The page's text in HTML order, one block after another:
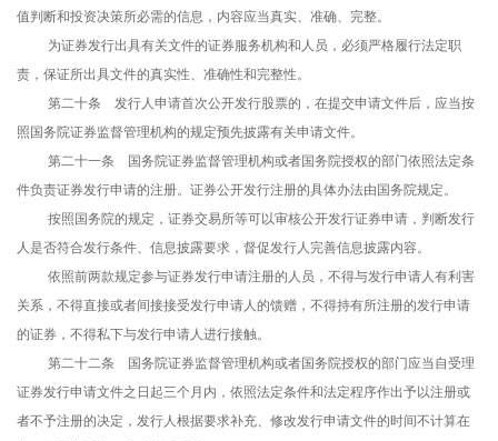
值判断和投资决策所必需的信息，内容应当真实、准确、完整。
为证券发行出具有关文件的证券服务机构和人员，必须严格履行法定职
责，保证所出具文件的真实性、准确性和完整性。
第二十条 发行人申请首次公开发行股票的，在提交申请文件后，应当按
照国务院证券监督管理机构的规定预先披露有关申请文件。
第二十一条 国务院证券监督管理机构或者国务院授权的部门依照法定条
件负责证券发行申请的注册。证券公开发行注册的具体办法由国务院规定。
按照国务院的规定，证券交易所等可以审核公开发行证券申请，判断发行
人是否符合发行条件、信息披露要求，督促发行人完善信息披露内容。
依照前两款规定参与证券发行申请注册的人员，不得与发行申请人有利害
关系，不得直接或者间接接受发行申请人的馈赠，不得持有所注册的发行申请
的证券，不得私下与发行申请人进行接触。
第二十二条 国务院证券监督管理机构或者国务院授权的部门应当自受理
证券发行申请文件之日起三个月内，依照法定条件和法定程序作出予以注册或
者不予注册的决定，发行人根据要求补充、修改发行申请文件的时间不计算在